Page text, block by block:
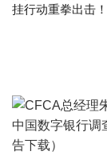
挂行动重拳出击！